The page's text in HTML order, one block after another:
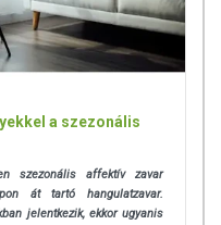
a szezonális
szezonális affektív zavar
át tartó hangulatzavar.
jelentkezik, ekkor ugyanis